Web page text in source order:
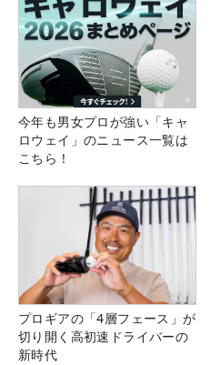
今年も男女プロが強い「キャ
ロウェイ」のニュース一覧は
こちら！
プロギアの「4層フェース」が
切り開く高初速ドライバーの
新時代